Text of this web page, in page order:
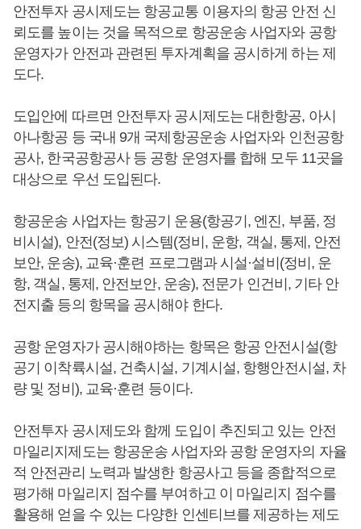
안전투자 공시제도는 항공교통 이용자의 항공 안전 신
뢰도를 높이는 것을 목적으로 항공운송 사업자와 공항
운영자가 안전과 관련된 투자계획을 공시하게 하는 제
도다.
도입안에 따르면 안전투자 공시제도는 대한항공, 아시
아나항공 등 국내 9개 국제항공운송 사업자와 인천공항
공사, 한국공항공사 등 공항 운영자를 합해 모두 11곳을
대상으로 우선 도입된다.
항공운송 사업자는 항공기 운용(항공기, 엔진, 부품, 정
비시설), 안전(정보) 시스템(정비, 운항, 객실, 통제, 안전
보안, 운송), 교육·훈련 프로그램과 시설·설비(정비, 운
항, 객실, 통제, 안전보안, 운송), 전문가 인건비, 기타 안
전지출 등의 항목을 공시해야 한다.
공항 운영자가 공시해야하는 항목은 항공 안전시설(항
공기 이착륙시설, 건축시설, 기계시설, 항행안전시설, 차
량 및 정비), 교육·훈련 등이다.
안전투자 공시제도와 함께 도입이 추진되고 있는 안전
마일리지제도는 항공운송 사업자와 공항 운영자의 자율
적 안전관리 노력과 발생한 항공사고 등을 종합적으로
평가해 마일리지 점수를 부여하고 이 마일리지 점수를
활용해 얻을 수 있는 다양한 인센티브를 제공하는 제도